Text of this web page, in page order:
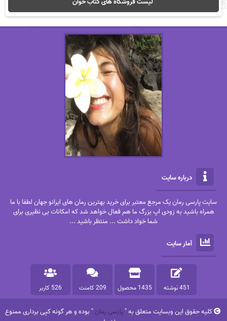
درباره سایت
سایت پارسی رمان یک مرجع معتبر برای خرید بهترین رمان های ایرانو جهان لطفا با ما
همراه باشید به زودی اپ بزرگ ما هم فعال خواهد شد که امکانات بی نظیری برای
شما خواد داشت ... منتظر باشید ...
آمار سایت
451 نوشته 1435 محصول 209 کامنت 526 کاربر
کلیه حقوق این وبسایت متعلق به "پارسی رمان" بوده و هر گونه کپی برداری ممنوع